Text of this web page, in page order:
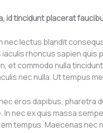
id tincidunt placerat
nec lectus blandit
rhoncus sapien quis
et commodo nulla
nec nulla. Ut tempus
eros dapibus, pharetra
In nec ex quis massa
tempus. Maecenas nec